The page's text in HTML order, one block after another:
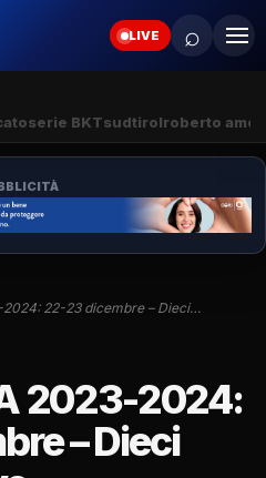
LIVE ⌕
serie BKTsudtirolroberto
22-23 dicembre – Dieci…
2023-2024:
– Dieci